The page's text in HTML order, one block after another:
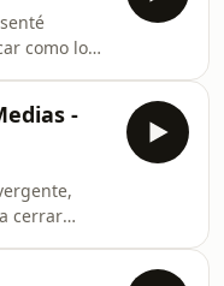
como lo
en una
es
final de
una pausa
de
-
cerrar